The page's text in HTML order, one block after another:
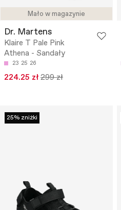
Mało w magazynie
Dr. Martens
Klaire T Pale Pink
Athena - Sandały
23 25 26
224.25 zł 299 zł
25% zniżki